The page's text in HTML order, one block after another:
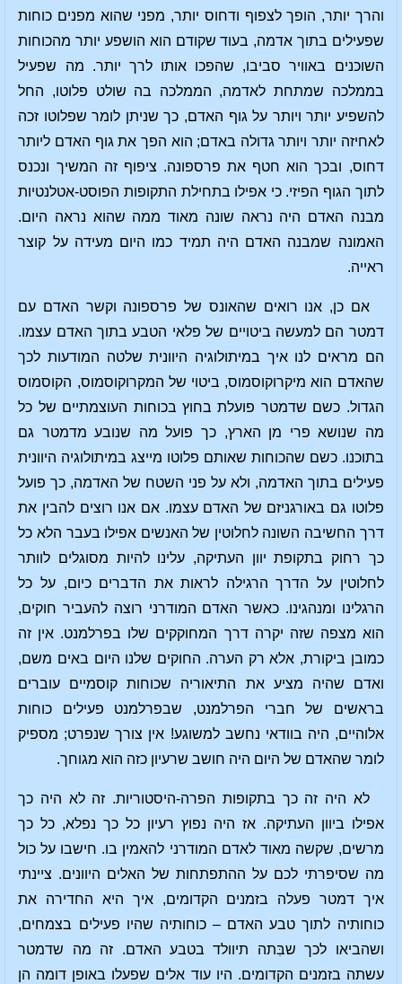
והרך יותר, הופך לצפוף ודחוס יותר, מפני שהוא מפנים כוחות
שפעילים בתוך אדמה, בעוד שקודם הוא הושפע יותר מהכוחות
השוכנים באוויר סביבו, שהפכו אותו לרך יותר. מה שפעיל
בממלכה שמתחת לאדמה, הממלכה בה שולט פלוטו, החל
להשפיע יותר ויותר על גוף האדם, כך שניתן לומר שפלוטו זכה
לאחיזה יותר ויותר גדולה באדם; הוא הפך את גוף האדם ליותר
דחוס, ובכך הוא חטף את פרספונה. ציפוף זה המשיך ונכנס
לתוך הגוף הפיזי. כי אפילו בתחילת התקופות הפוסט-אטלנטיות
מבנה האדם היה נראה שונה מאוד ממה שהוא נראה היום.
האמונה שמבנה האדם היה תמיד כמו היום מעידה על קוצר
ראייה.
אם כן, אנו רואים שהאונס של פרספונה וקשר האדם עם
דמטר הם למעשה ביטויים של פלאי הטבע בתוך האדם עצמו.
הם מראים לנו איך במיתולוגיה היוונית שלטה המודעות לכך
שהאדם הוא מיקרוקוסמוס, ביטוי של המקרוקוסמוס, הקוסמוס
הגדול. כשם שדמטר פועלת בחוץ בכוחות העוצמתיים של כל
מה שנושא פרי מן הארץ, כך פועל מה שנובע מדמטר גם
בתוכנו. כשם שהכוחות שאותם פלוטו מייצג במיתולוגיה היוונית
פעילים בתוך האדמה, ולא על פני השטח של האדמה, כך פועל
פלוטו גם באורגניזם של האדם עצמו. אם אנו רוצים להבין את
דרך החשיבה השונה לחלוטין של האנשים אפילו בעבר הלא כל
כך רחוק בתקופת יוון העתיקה, עלינו להיות מסוגלים לוותר
לחלוטין על הדרך הרגילה לראות את הדברים כיום, על כל
הרגלינו ומנהגינו. כאשר האדם המודרני רוצה להעביר חוקים,
הוא מצפה שזה יקרה דרך המחוקקים שלו בפרלמנט. אין זה
כמובן ביקורת, אלא רק הערה. החוקים שלנו היום באים משם,
ואדם שהיה מציע את התיאוריה שכוחות קוסמיים עוברים
בראשים של חברי הפרלמנט, שבפרלמנט פעילים כוחות
אלוהיים, היה בוודאי נחשב למשוגע! אין צורך שנפרט; מספיק
לומר שהאדם של היום היה חושב שרעיון כזה הוא מגוחך.
לא היה זה כך בתקופות הפרה-היסטוריות. זה לא היה כך
אפילו ביוון העתיקה. אז היה נפוץ רעיון כל כך נפלא, כל כך
מרשים, שקשה מאוד לאדם המודרני להאמין בו. חישבו על כול
מה שסיפרתי לכם על ההתפתחות של האלים היוונים. ציינתי
איך דמטר פעלה בזמנים הקדומים, איך היא החדירה את
כוחותיה לתוך טבע האדם – כוחותיה שהיו פעילים בצמחים,
ושהביאו לכך שבִּתה תיוולד בטבע האדם. זה מה שדמטר
עשתה בזמנים הקדומים. היו עוד אלים שפעלו באופן דומה הן